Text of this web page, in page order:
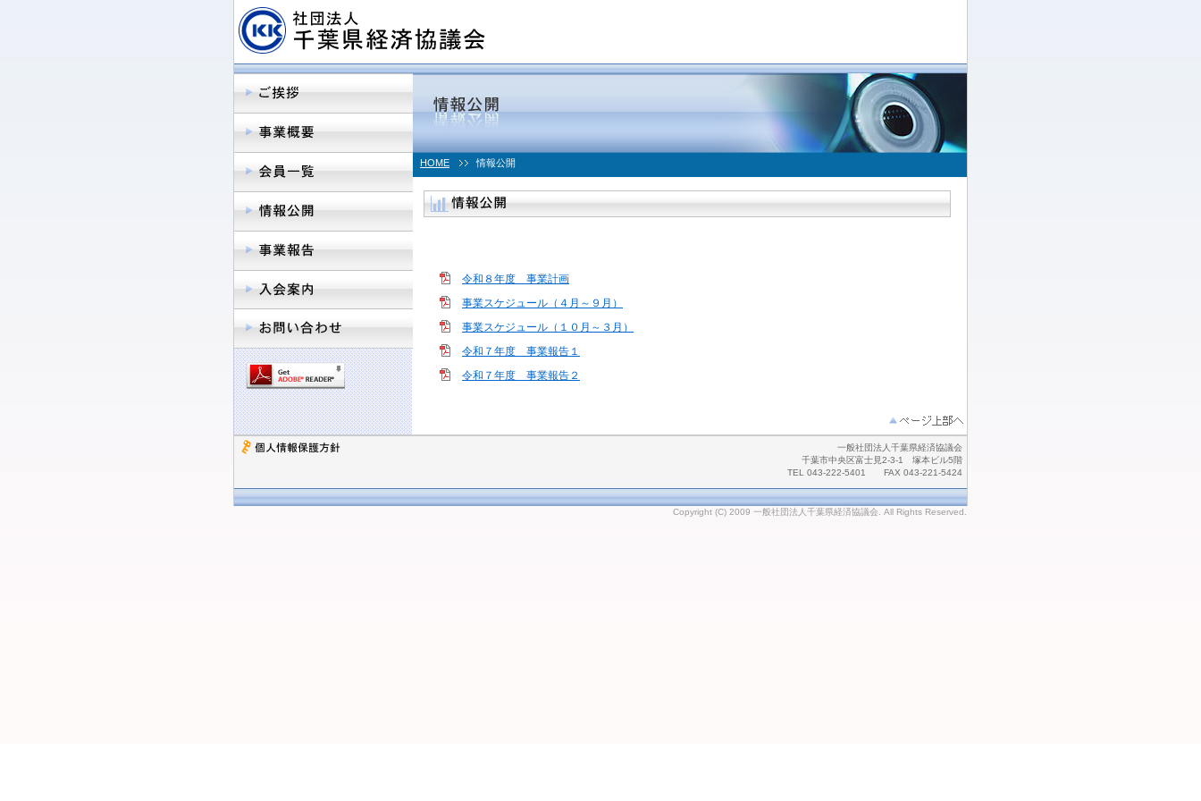
HOME 情報公開
令和８年度 事業計画
事業スケジュール（４月～９月）
事業スケジュール（１０月～３月）
令和７年度 事業報告１
令和７年度 事業報告２
一般社団法人千葉県経済協議会
千葉市中央区富士見2-3-1 塚本ビル5階
TEL 043-222-5401 FAX 043-221-5424
Copyright (C) 2009 一般社団法人千葉県経済協議会. All Rights Reserved.